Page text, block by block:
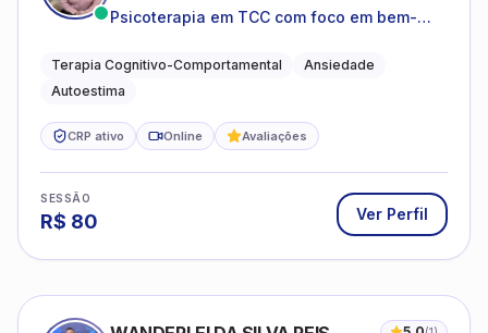
Psicoterapia em TCC com foco em bem-
o cotidiano
Terapia Cognitivo-Comportamental
Ansiedade
Autoestima
CRP ativo Online Avaliações
SESSÃO
R$ 80 Ver Perfil